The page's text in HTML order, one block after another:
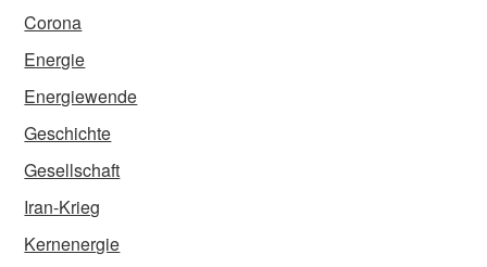
Corona
Energie
Energiewende
Geschichte
Gesellschaft
Iran-Krieg
Kernenergie